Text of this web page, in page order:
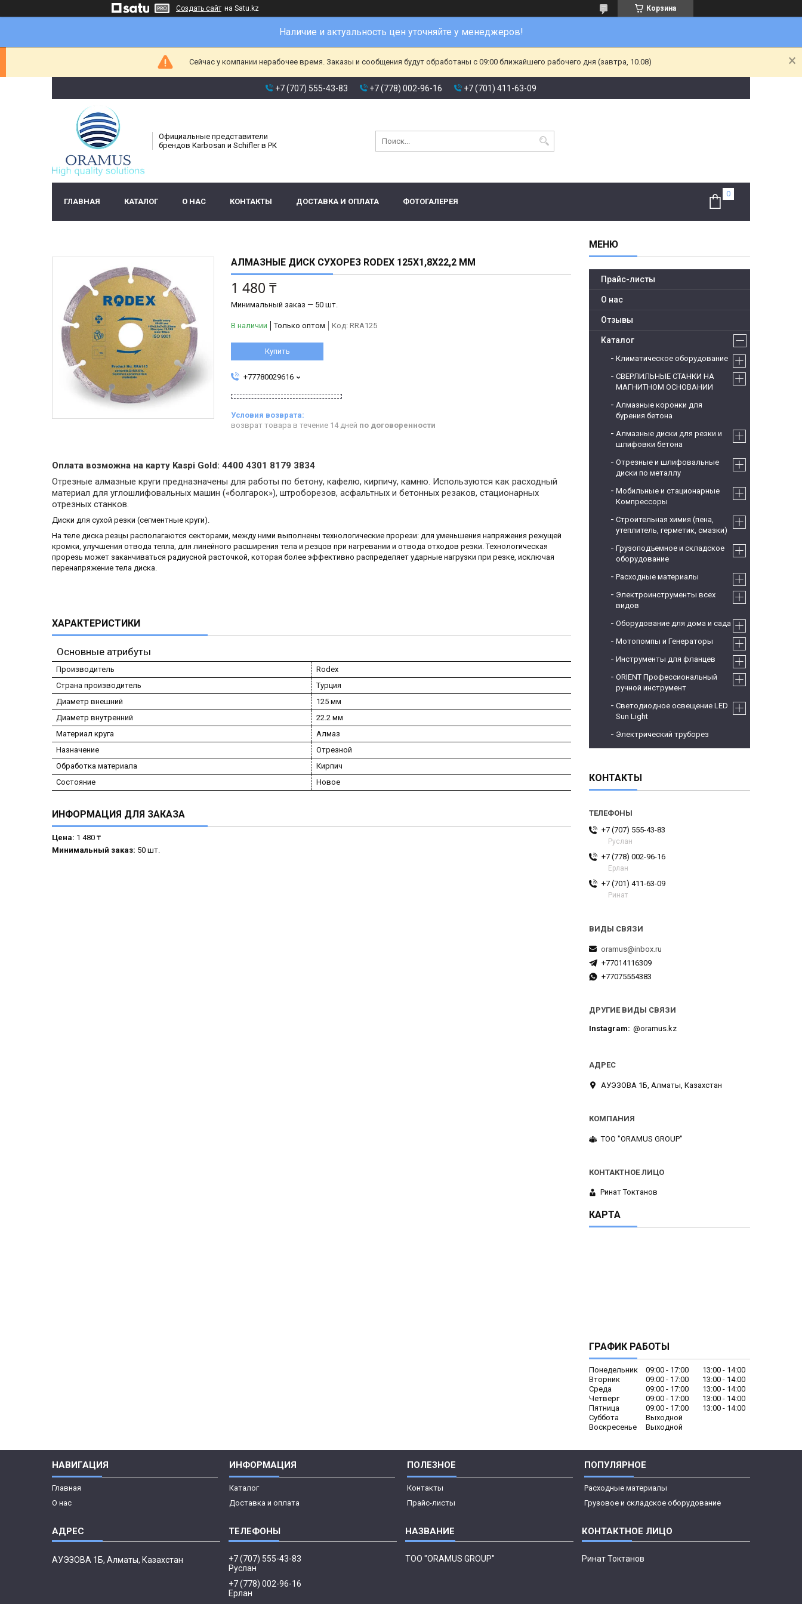
Создать сайт на Satu.kz Корзина
Наличие и актуальность цен уточняйте у менеджеров!
Сейчас у компании нерабочее время. Заказы и сообщения будут обработаны с 09:00 ближайшего рабочего дня (завтра, 10.08)
+7 (707) 555-43-83 +7 (778) 002-96-16 +7 (701) 411-63-09
Официальные представители
брендов Karbosan и Schifler в РК
ГЛАВНАЯ КАТАЛОГ О НАС КОНТАКТЫ ДОСТАВКА И ОПЛАТА ФОТОГАЛЕРЕЯ
АЛМАЗНЫЕ ДИСК СУХОРЕЗ RODEX 125X1,8X22,2 MM
1 480 ₸
Минимальный заказ — 50 шт.
В наличии Только оптом Код: RRA125
Купить
+77780029616
возврат товара в течение 14 дней по договоренности
Оплата возможна на карту Kaspi Gold: 4400 4301 8179 3834
Отрезные алмазные круги предназначены для работы по бетону, кафелю, кирпичу, камню. Используются как расходный
материал для углошлифовальных машин («болгарок»), штроборезов, асфальтных и бетонных резаков, стационарных
отрезных станков.
Диски для сухой резки (сегментные круги).
На теле диска резцы располагаются секторами, между ними выполнены технологические прорези: для уменьшения напряжения режущей
кромки, улучшения отвода тепла, для линейного расширения тела и резцов при нагревании и отвода отходов резки. Технологическая
прорезь может заканчиваться радиусной расточкой, которая более эффективно распределяет ударные нагрузки при резке, исключая
перенапряжение тела диска.
ХАРАКТЕРИСТИКИ
Основные атрибуты
Производитель
Rodex
Страна производитель
Турция
Диаметр внешний
125 мм
Диаметр внутренний
22.2 мм
Материал круга
Алмаз
Назначение
Отрезной
Обработка материала
Кирпич
Состояние
Новое
ИНФОРМАЦИЯ ДЛЯ ЗАКАЗА
Цена: 1 480 ₸
Минимальный заказ: 50 шт.
Прайс-листы
О нас
Отзывы
Каталог
Климатическое оборудование
СВЕРЛИЛЬНЫЕ СТАНКИ НА
МАГНИТНОМ ОСНОВАНИИ
Алмазные коронки для
бурения бетона
Алмазные диски для резки и
шлифовки бетона
Отрезные и шлифовальные
диски по металлу
Мобильные и стационарные
Компрессоры
Строительная химия (пена,
утеплитель, герметик, смазки)
Грузоподъемное и складское
оборудование
Расходные материалы
Электроинструменты всех
видов
Оборудование для дома и сада
Мотопомпы и Генераторы
Инструменты для фланцев
ORIENT Профессиональный
ручной инструмент
Светодиодное освещение LED
Sun Light
Электрический труборез
КОНТАКТЫ
+7 (707) 555-43-83
Руслан
+7 (778) 002-96-16
Ерлан
+7 (701) 411-63-09
Ринат
oramus@inbox.ru
+77014116309
+77075554383
ДРУГИЕ ВИДЫ СВЯЗИ
Instagram @oramus.kz
АУЭЗОВА 1Б, Алматы, Казахстан
ТОО "ORAMUS GROUP"
Ринат Токтанов
КАРТА
ГРАФИК РАБОТЫ
Понедельник 09:00 17:00 13:00
14:00
Вторник
09:00 17:00 13:00
14:00
Среда
09:00 17:00 13:00
14:00
Четверг
09:00 17:00 13:00
14:00
Пятница
09:00 17:00 13:00
14:00
Суббота
Выходной
Воскресенье
Выходной
НАВИГАЦИЯ
Главная
О нас
ИНФОРМАЦИЯ
Каталог
Доставка и оплата
ПОЛЕЗНОЕ
Контакты
Прайс-листы
ПОПУЛЯРНОЕ
Расходные материалы
Грузовое и складское оборудование
АУЭЗОВА 1Б, Алматы, Казахстан
+7 (707) 555-43-83
Руслан
+7 (778) 002-96-16
Ерлан
ТОО "ORAMUS GROUP" Ринат Токтанов